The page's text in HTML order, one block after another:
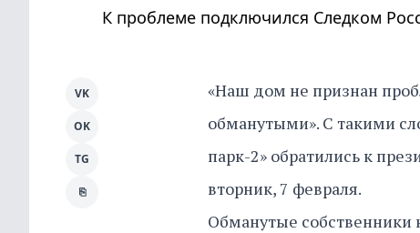
К проблеме подключился Следком
«Наш дом не признан
обманутыми». С такими
парк-2» обратились к
вторник, 7 февраля.
Обманутые собственники
VK
OK
TG
⎘